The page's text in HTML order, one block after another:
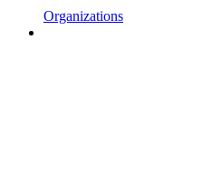
Organizations